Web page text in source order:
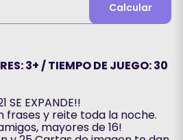
Calcular
3+ / TIEMPO DE JUEGO: 30
SE EXPANDE!!
frases y reite toda la noche.
mayores de 16!